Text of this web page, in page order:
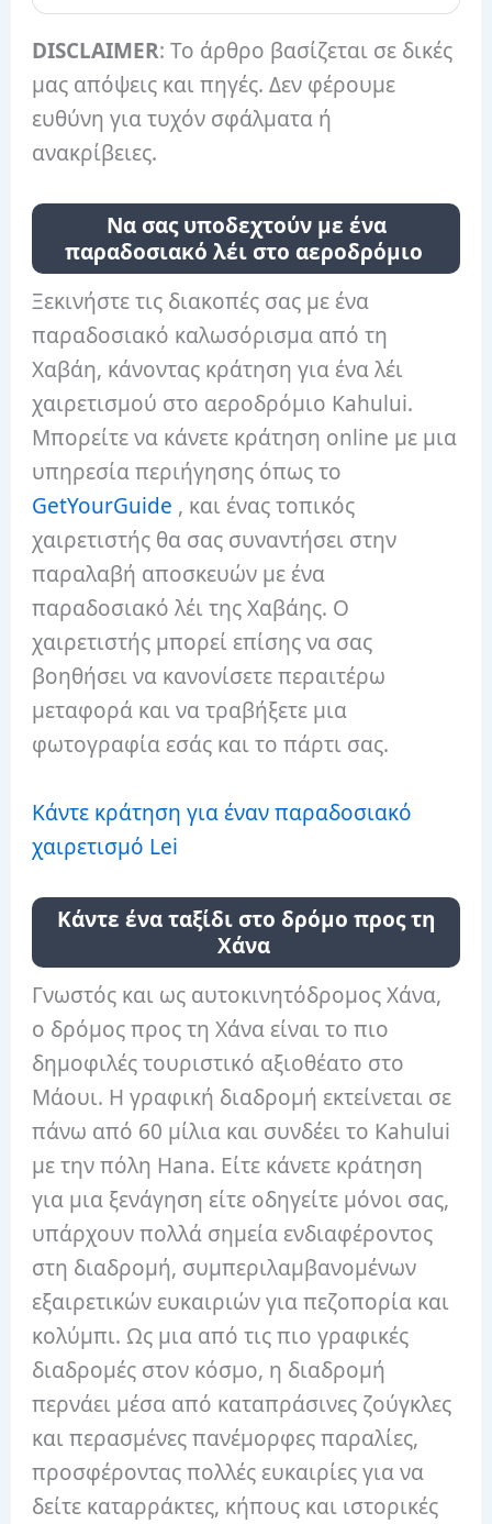
DISCLAIMER: Το άρθρο βασίζεται σε δικές
μας απόψεις και πηγές. Δεν φέρουμε
ευθύνη για τυχόν σφάλματα ή
ανακρίβειες.
Να σας υποδεχτούν με ένα
παραδοσιακό λέι στο αεροδρόμιο
Ξεκινήστε τις διακοπές σας με ένα
παραδοσιακό καλωσόρισμα από τη
Χαβάη, κάνοντας κράτηση για ένα λέι
χαιρετισμού στο αεροδρόμιο Kahului.
Μπορείτε να κάνετε κράτηση online με μια
υπηρεσία περιήγησης όπως το
GetYourGuide , και ένας τοπικός
χαιρετιστής θα σας συναντήσει στην
παραλαβή αποσκευών με ένα
παραδοσιακό λέι της Χαβάης. Ο
χαιρετιστής μπορεί επίσης να σας
βοηθήσει να κανονίσετε περαιτέρω
μεταφορά και να τραβήξετε μια
φωτογραφία εσάς και το πάρτι σας.
Κάντε κράτηση για έναν παραδοσιακό
χαιρετισμό Lei
Κάντε ένα ταξίδι στο δρόμο προς τη
Χάνα
Γνωστός και ως αυτοκινητόδρομος Χάνα,
ο δρόμος προς τη Χάνα είναι το πιο
δημοφιλές τουριστικό αξιοθέατο στο
Μάουι. Η γραφική διαδρομή εκτείνεται σε
πάνω από 60 μίλια και συνδέει το Kahului
με την πόλη Hana. Είτε κάνετε κράτηση
για μια ξενάγηση είτε οδηγείτε μόνοι σας,
υπάρχουν πολλά σημεία ενδιαφέροντος
στη διαδρομή, συμπεριλαμβανομένων
εξαιρετικών ευκαιριών για πεζοπορία και
κολύμπι. Ως μια από τις πιο γραφικές
διαδρομές στον κόσμο, η διαδρομή
περνάει μέσα από καταπράσινες ζούγκλες
και περασμένες πανέμορφες παραλίες,
προσφέροντας πολλές ευκαιρίες για να
δείτε καταρράκτες, κήπους και ιστορικές